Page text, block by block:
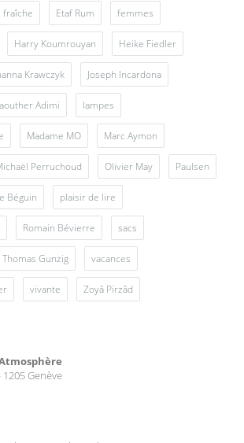
fraîche Etaf Rum femmes
Harry Koumrouyan Heike Fiedler
Krawczyk Joseph Incardona
Adimi lampes
Madame MO Marc Aymon
Perruchoud Olivier May Paulsen
Béguin plaisir de lire
Romain Bévierre sacs
Thomas Gunzig vacances
vivante Zoyâ Pirzâd
1205 Genève